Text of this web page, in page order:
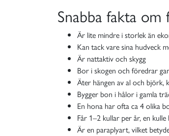
Snabba fakta om
Är lite mindre i storlek än
Kan tack vare sina hudveck
Är nattaktiv och skygg
Bor i skogen och föredrar
Äter hängen av al och
Bygger bon i hålor i gamla
En hona har ofta ca 4 olika
Får 1–2 kullar per år, en
Är en paraplyart, vilket